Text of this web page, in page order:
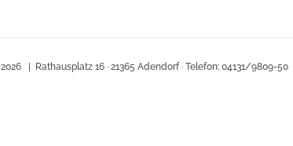
2026 | Rathausplatz 16 · 21365 Adendorf · Telefon: 04131/9809-50 |